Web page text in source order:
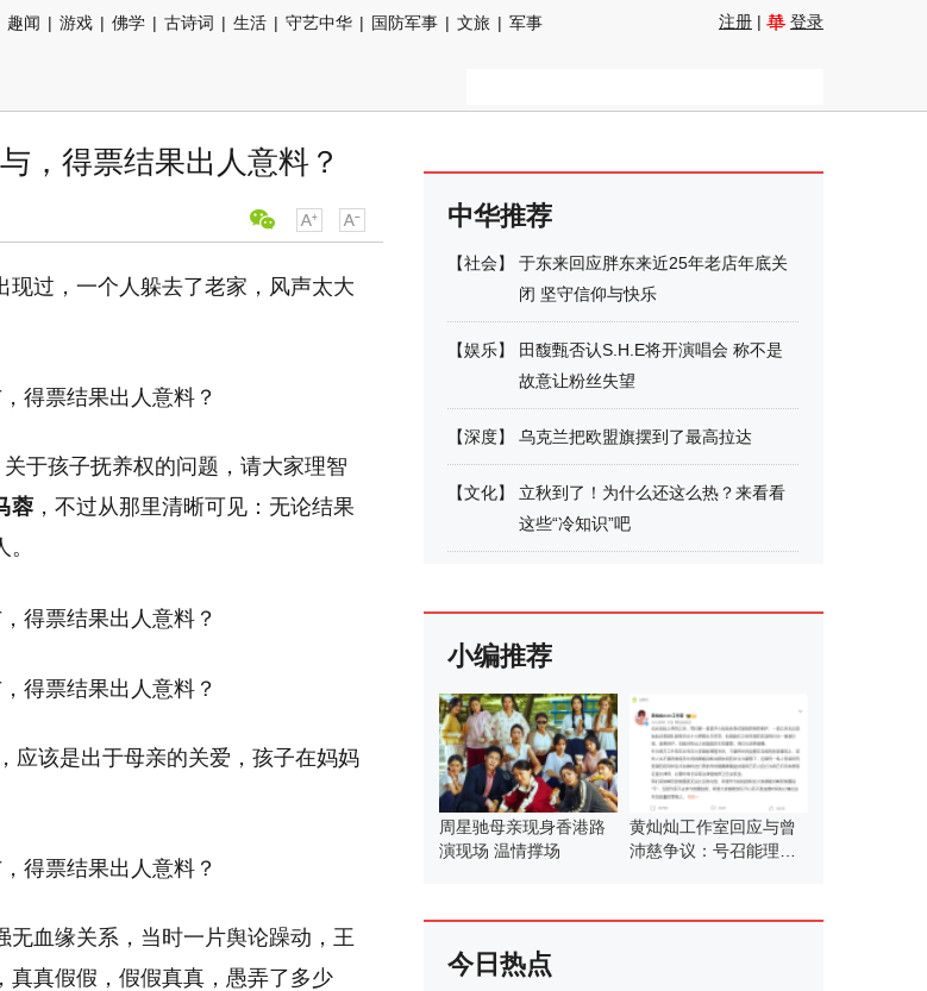
趣闻 | 游戏 | 佛学 | 古诗词 | 生活 | 守艺中华 | 国防军事 | 文旅 | 军事
注册 | 登录
，得票结果出人意料？
过，一个人躲去了老家，风声太大
于孩子抚养权的问题，请大家理智
蓉 ，不过从那里清晰可见：无论结果
应该是出于母亲的关爱，孩子在妈妈
血缘关系，当时一片舆论躁动，王
真真假假，假假真真，愚弄了多少
中华推荐
【社会】
于东来回应胖东来近25年老店年底关
闭 坚守信仰与快乐
【娱乐】
田馥甄否认S.H.E将开演唱会 称不是
故意让粉丝失望
【深度】 乌克兰把欧盟旗摆到了最高拉达
【文化】
立秋到了！为什么还这么热？来看看
这些“冷知识”吧
小编推荐
周星驰母亲现身香港路
演现场 温情撑场
黄灿灿工作室回应与曾
沛慈争议：号召能理智
今日热点